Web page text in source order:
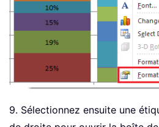
9. Sélectionnez ensuite une